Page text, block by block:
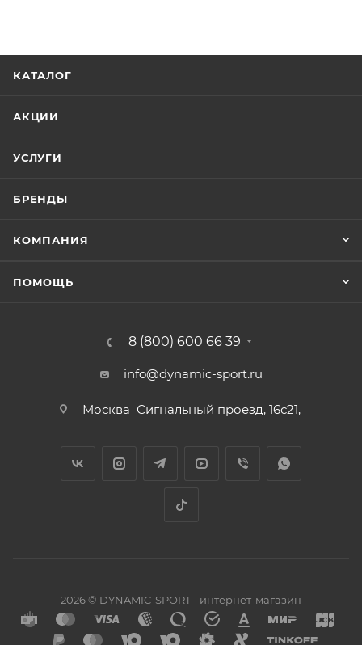
КАТАЛОГ
АКЦИИ
УСЛУГИ
БРЕНДЫ
КОМПАНИЯ
ПОМОЩЬ
8 (800) 600 66 39
info@dynamic-sport.ru
Москва Сигнальный проезд, 16с21,
2026 © DYNAMIC-SPORT - интернет-магазин